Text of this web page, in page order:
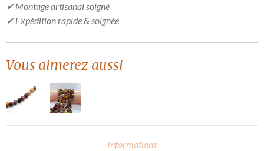
✔ Montage artisanal soigné
✔ Expédition rapide & soignée
Vous aimerez aussi
Informations